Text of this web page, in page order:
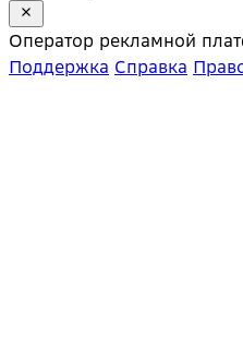
Оператор рекламной
Поддержка Справка